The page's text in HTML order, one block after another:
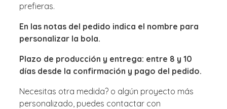
prefieras.
En las notas del pedido indica el nombre para
personalizar la bola.
Plazo de producción y entrega: entre 8 y 10
días desde la confirmación y pago del pedido.
Necesitas otra medida? o algún proyecto más
personalizado, puedes contactar con